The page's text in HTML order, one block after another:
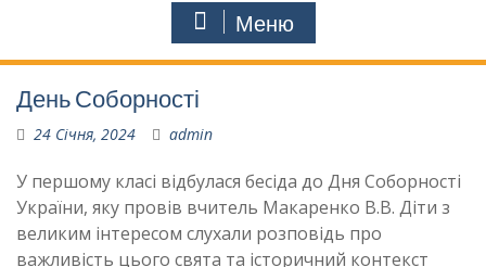
Меню
День Соборності
24 Січня, 2024 admin
У першому класі відбулася бесіда до Дня Соборності
України, яку провів вчитель Макаренко В.В. Діти з
великим інтересом слухали розповідь про
важливість цього свята та історичний контекст